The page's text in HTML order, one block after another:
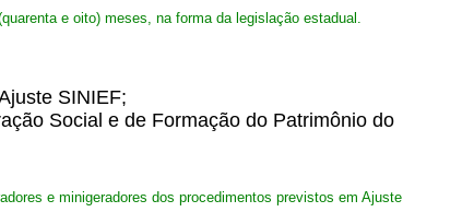
e oito) meses, na forma da legislação estadual.
SINIEF;
Social e de Formação do Patrimônio do
e minigeradores dos procedimentos previstos em Ajuste